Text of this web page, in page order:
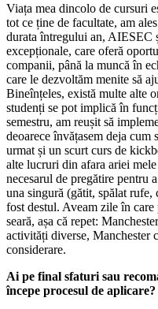
Viața mea dincolo de cursuri
tot ce ține de facultate, am
durata întregului an,
excepționale, care oferă
companii, până la muncă în
care le dezvoltăm menite să
Bineînțeles, există multe alte
studenți se pot implică în
semestru, am reușit să
deoarece învățasem deja
urmat și un scurt curs de
alte lucruri din afara ariei
necesarul de pregătire pentru
una singură (gătit, spălat rufe,
fost destul. Aveam zile în care
seară, așa că repet:
activități diverse, Manchester
considerare.
Ai pe final sfaturi sau
începe procesul de aplicare?